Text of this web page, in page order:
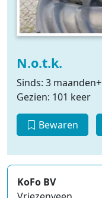
N.o.t.k.
Sinds: 3 maanden+
Gezien: 101 keer
Bewaren
KoFo BV